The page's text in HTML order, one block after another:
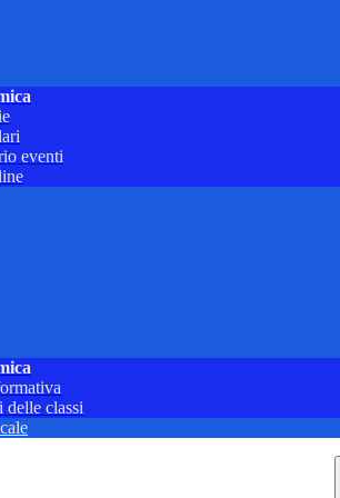
eventi
delle classi